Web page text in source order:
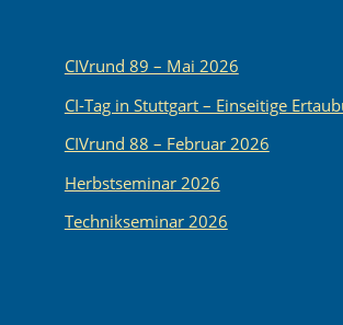
CIVrund 89 – Mai 2026
CI-Tag in Stuttgart – Einseitige
CIVrund 88 – Februar 2026
Herbstseminar 2026
Technikseminar 2026